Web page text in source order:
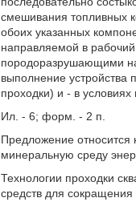
смешивания топливных
обоих указанных
направляемой в
породоразрушающими
выполнение устройства
проходки) и - в условиях
Ил. - 6; форм. - 2 п.
Предложение относится
минеральную среду
Технологии проходки
средств для